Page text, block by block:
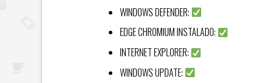
WINDOWS DEFENDER:
EDGE CHROMIUM INSTALADO:
INTERNET EXPLORER:
WINDOWS UPDATE: